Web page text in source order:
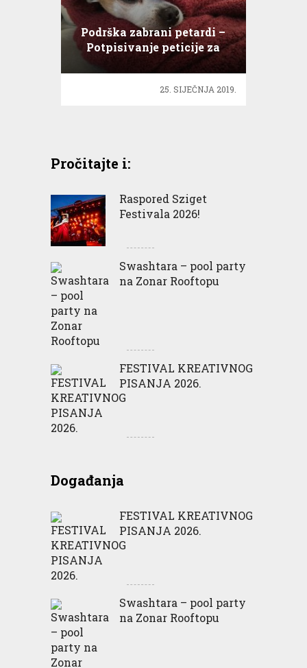
Podrška zabrani petardi –
Potpisivanje peticije za
zabranu petardi
25. SIJEČNJA 2019.
Pročitajte i:
Raspored Sziget
Festivala 2026!
Swashtara – pool party
na Zonar Rooftopu
FESTIVAL KREATIVNOG
PISANJA 2026.
Događanja
FESTIVAL KREATIVNOG
PISANJA 2026.
Swashtara – pool party
na Zonar Rooftopu